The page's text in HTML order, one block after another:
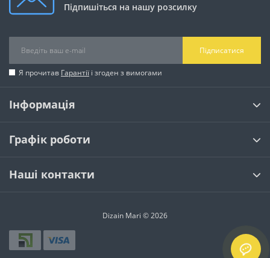
Підпишіться на нашу розсилку
Підписатися
Я прочитав Гарантії і згоден з вимогами
Інформація
Графік роботи
Наші контакти
Dizain Mari © 2026